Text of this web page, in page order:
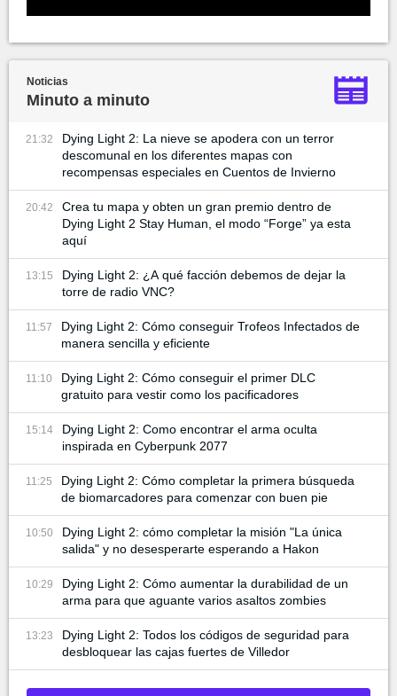
Noticias
Minuto a minuto
21:32
Dying Light 2: La nieve se apodera con un terror
descomunal en los diferentes mapas con
recompensas especiales en Cuentos de Invierno
20:42
Crea tu mapa y obten un gran premio dentro de
Dying Light 2 Stay Human, el modo “Forge” ya esta
aquí
13:15
Dying Light 2: ¿A qué facción debemos de dejar la
torre de radio VNC?
11:57
Dying Light 2: Cómo conseguir Trofeos Infectados de
manera sencilla y eficiente
11:10
Dying Light 2: Cómo conseguir el primer DLC
gratuito para vestir como los pacificadores
15:14
Dying Light 2: Como encontrar el arma oculta
inspirada en Cyberpunk 2077
11:25
Dying Light 2: Cómo completar la primera búsqueda
de biomarcadores para comenzar con buen pie
10:50
Dying Light 2: cómo completar la misión "La única
salida" y no desesperarte esperando a Hakon
10:29
Dying Light 2: Cómo aumentar la durabilidad de un
arma para que aguante varios asaltos zombies
13:23
Dying Light 2: Todos los códigos de seguridad para
desbloquear las cajas fuertes de Villedor